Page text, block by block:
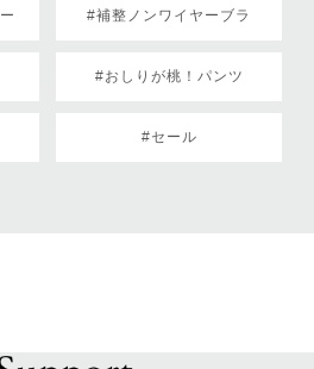
#補整ノンワイヤーブラ
#おしりが桃！パンツ
#セール